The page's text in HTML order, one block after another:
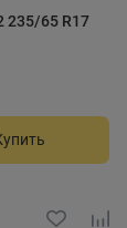
235/65 R17